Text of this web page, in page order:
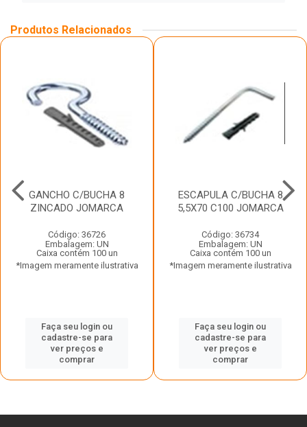
Produtos Relacionados
GANCHO C/BUCHA 8
ZINCADO JOMARCA
Código: 36726
Embalagem: UN
Caixa contém 100 un
*Imagem meramente ilustrativa
Faça seu login ou
cadastre-se para
ver preços e
comprar
ESCAPULA C/BUCHA 8
5,5X70 C100 JOMARCA
Código: 36734
Embalagem: UN
Caixa contém 100 un
*Imagem meramente ilustrativa
Faça seu login ou
cadastre-se para
ver preços e
comprar